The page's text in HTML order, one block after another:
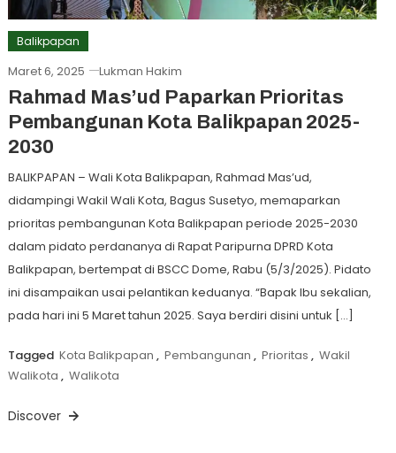
Balikpapan
Maret 6, 2025 Lukman Hakim
Rahmad Mas’ud Paparkan Prioritas
Pembangunan Kota Balikpapan 2025-
2030
BALIKPAPAN – Wali Kota Balikpapan, Rahmad Mas’ud,
didampingi Wakil Wali Kota, Bagus Susetyo, memaparkan
prioritas pembangunan Kota Balikpapan periode 2025-2030
dalam pidato perdananya di Rapat Paripurna DPRD Kota
Balikpapan, bertempat di BSCC Dome, Rabu (5/3/2025). Pidato
ini disampaikan usai pelantikan keduanya. “Bapak Ibu sekalian,
pada hari ini 5 Maret tahun 2025. Saya berdiri disini untuk […]
Tagged Kota Balikpapan , Pembangunan , Prioritas , Wakil
Walikota , Walikota
Discover